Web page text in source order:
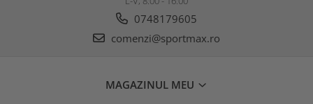
0748179605
comenzi@sportmax.ro
MAGAZINUL MEU